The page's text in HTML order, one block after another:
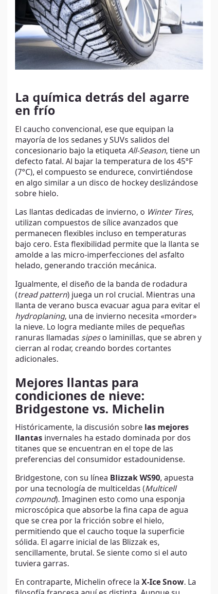
La química detrás del agarre
en frío
El caucho convencional, ese que equipan la
mayoría de los sedanes y SUVs salidos del
concesionario bajo la etiqueta All-Season, tiene un
defecto fatal. Al bajar la temperatura de los 45°F
(7°C), el compuesto se endurece, convirtiéndose
en algo similar a un disco de hockey deslizándose
sobre hielo.
Las llantas dedicadas de invierno, o Winter Tires,
utilizan compuestos de sílice avanzados que
permanecen flexibles incluso en temperaturas
bajo cero. Esta flexibilidad permite que la llanta se
amolde a las micro-imperfecciones del asfalto
helado, generando tracción mecánica.
Igualmente, el diseño de la banda de rodadura
(tread pattern) juega un rol crucial. Mientras una
llanta de verano busca evacuar agua para evitar el
hydroplaning, una de invierno necesita «morder»
la nieve. Lo logra mediante miles de pequeñas
ranuras llamadas sipeso laminillas, que se abren y
cierran al rodar, creando bordes cortantes
adicionales.
Mejores llantas para
condiciones de nieve:
Bridgestone vs. Michelin
Históricamente, la discusión sobre las mejores
llantas invernales ha estado dominada por dos
titanes que se encuentran en el tope de las
preferencias del consumidor estadounidense.
Bridgestone, con su línea Blizzak WS90, apuesta
por una tecnología de multiceldas (Multicell
compound). Imaginen esto como una esponja
microscópica que absorbe la fina capa de agua
que se crea por la fricción sobre el hielo,
permitiendo que el caucho toque la superficie
sólida. El agarre inicial de las Blizzak es,
sencillamente, brutal. Se siente como si el auto
tuviera garras.
En contraparte, Michelin ofrece la X-Ice Snow. La